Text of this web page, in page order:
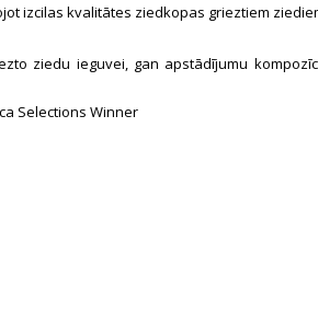
izcilas kvalitātes ziedkopas grieztiem
ziedu ieguvei, gan apstādījumu
Selections Winner